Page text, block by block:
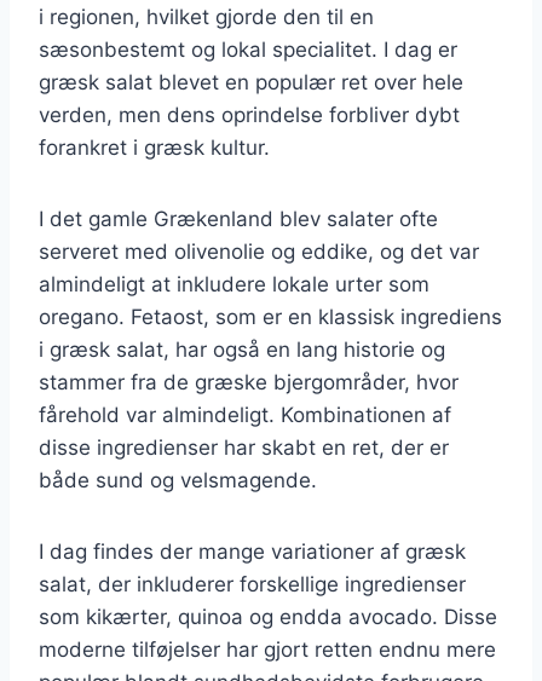
i regionen, hvilket gjorde den til en
sæsonbestemt og lokal specialitet. I dag er
græsk salat blevet en populær ret over hele
verden, men dens oprindelse forbliver dybt
forankret i græsk kultur.
I det gamle Grækenland blev salater ofte
serveret med olivenolie og eddike, og det var
almindeligt at inkludere lokale urter som
oregano. Fetaost, som er en klassisk ingrediens
i græsk salat, har også en lang historie og
stammer fra de græske bjergområder, hvor
fårehold var almindeligt. Kombinationen af
disse ingredienser har skabt en ret, der er
både sund og velsmagende.
I dag findes der mange variationer af græsk
salat, der inkluderer forskellige ingredienser
som kikærter, quinoa og endda avocado. Disse
moderne tilføjelser har gjort retten endnu mere